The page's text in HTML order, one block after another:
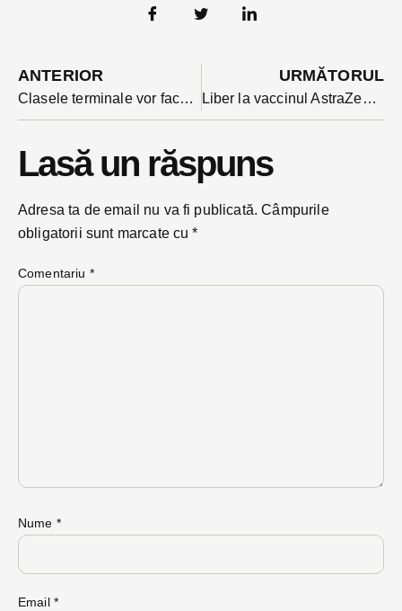
ANTERIOR
Clasele terminale vor face școala prin rotație și în scenariul roșu, cu număr limitat de elevi
URMĂTORUL
Liber la vaccinul AstraZeneca și pentru cei peste 55 de ani
Lasă un răspuns
Adresa ta de email nu va fi publicată. Câmpurile
obligatorii sunt marcate cu*
Comentariu *
Nume *
Email *